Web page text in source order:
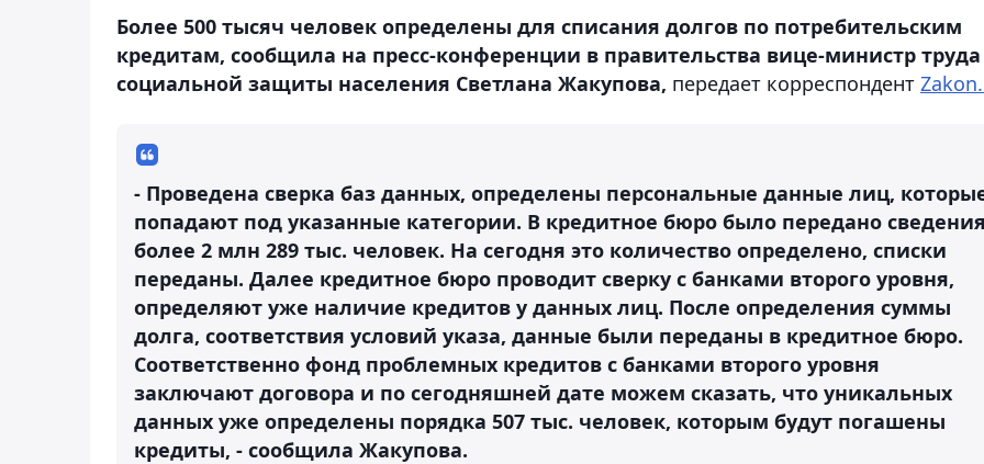
Более 500 тысяч человек определены для списания долгов по потребительским
кредитам, сообщила на пресс-конференции в правительства вице-министр
социальной защиты населения Светлана Жакупова, передает корреспондент
- Проведена сверка баз данных, определены персональные данные лиц,
попадают под указанные категории. В кредитное бюро было передано сведения
более 2 млн 289 тыс. человек. На сегодня это количество определено, списки
переданы. Далее кредитное бюро проводит сверку с банками второго уровня,
определяют уже наличие кредитов у данных лиц. После определения суммы
долга, соответствия условий указа, данные были переданы в кредитное бюро.
Соответственно фонд проблемных кредитов с банками второго уровня
заключают договора и по сегодняшней дате можем сказать, что уникальных
данных уже определены порядка 507 тыс. человек, которым будут погашены
кредиты, - сообщила Жакупова.